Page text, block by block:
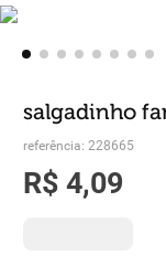
salgadinho
referência: 228665
R$ 4,09
º iogurte
6º vinhos
7º biscoito